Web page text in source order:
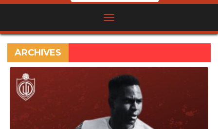
ARCHIVES